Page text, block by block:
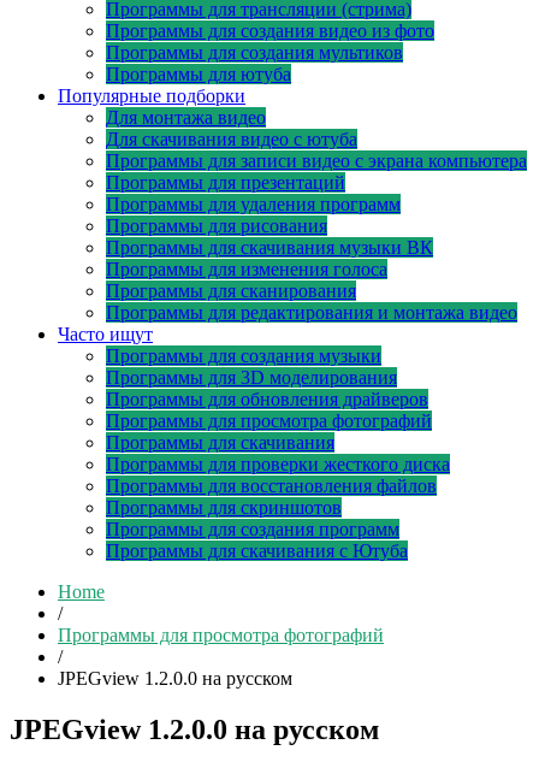
Программы для трансляции (стрима)
Программы для создания видео из фото
Программы для создания мультиков
Программы для ютуба
Популярные подборки
Для монтажа видео
Для скачивания видео с ютуба
Программы для записи видео с экрана компьютера
Программы для презентаций
Программы для удаления программ
Программы для рисования
Программы для скачивания музыки ВК
Программы для изменения голоса
Программы для сканирования
Программы для редактирования и монтажа видео
Часто ищут
Программы для создания музыки
Программы для 3D моделирования
Программы для обновления драйверов
Программы для просмотра фотографий
Программы для скачивания
Программы для проверки жесткого диска
Программы для восстановления файлов
Программы для скриншотов
Программы для создания программ
Программы для скачивания с Ютуба
Home
/
Программы для просмотра фотографий
/
JPEGview 1.2.0.0 на русском
JPEGview 1.2.0.0 на русском